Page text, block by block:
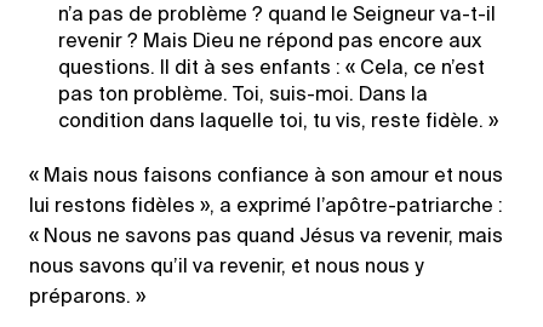
n’a pas de problème ? quand le Seigneur va-t-il
revenir ? Mais Dieu ne répond pas encore aux
questions. Il dit à ses enfants : « Cela, ce n’est
pas ton problème. Toi, suis-moi. Dans la
condition dans laquelle toi, tu vis, reste fidèle. »
« Mais nous faisons confiance à son amour et nous
lui restons fidèles », a exprimé l’apôtre-patriarche :
« Nous ne savons pas quand Jésus va revenir, mais
nous savons qu’il va revenir, et nous nous y
préparons. »